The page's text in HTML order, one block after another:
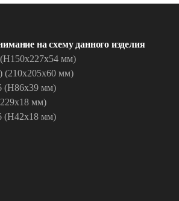
на схему данного изделия
мм)
(210x205x60 мм)
(H86x39 мм)
мм)
(H42x18 мм)